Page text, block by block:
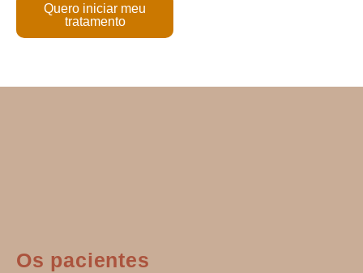
Quero iniciar meu
tratamento
Os pacientes